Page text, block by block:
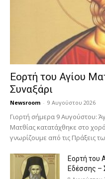
Εορτή του Αγίου
Συναξάρι
Newsroom - 9 Αυγούστου 2026
Γιορτή σήμερα 9 Αυγούστου:
Ματθίας κατατάχθηκε στο
γνωρίζουμε από τις Πράξεις
Εορτή του
Εδέσσης –